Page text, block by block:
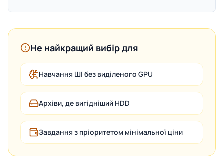
Не найкращий вибір для
Навчання ШІ без виділеного GPU
Архіви, де вигідніший HDD
Завдання з пріоритетом мінімальної ціни